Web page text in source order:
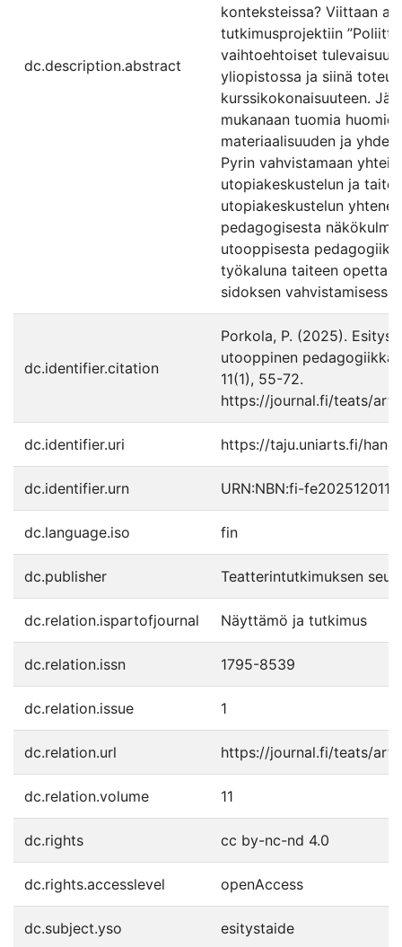
dc.description.abstract
konteksteissa? Viittaan
tutkimusprojektiin
vaihtoehtoiset
yliopistossa ja siinä
kurssikokonaisuuteen.
mukanaan tuomia
materiaalisuuden ja
Pyrin vahvistamaan
utopiakeskustelun ja
utopiakeskustelun
pedagogisesta
utooppisesta
työkaluna taiteen
sidoksen vahvistamisessa.
dc.identifier.citation
Porkola, P. (2025).
utooppinen
11(1), 55-72.
https://journal.fi/teats/
dc.identifier.uri https://taju.uniarts.fi/
dc.identifier.urn URN:NBN:fi-
dc.language.iso fin
dc.publisher Teatterintutkimuksen
dc.relation.ispartofjournal Näyttämö ja tutkimus
dc.relation.issn 1795-8539
dc.relation.issue 1
dc.relation.url https://journal.fi/teats/
dc.relation.volume 11
dc.rights cc by-nc-nd 4.0
dc.rights.accesslevel openAccess
dc.subject.yso esitystaide